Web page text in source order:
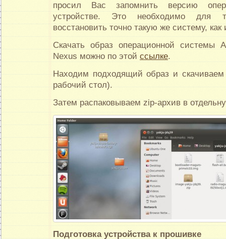
просил Вас запомнить версию
устройстве. Это необходимо для
восстановить точно такую же систему,
Скачать образ операционной системы
Nexus можно по этой ссылке.
Находим подходящий образ и
рабочий стол).
Затем распаковываем zip-архив в
Подготовка устройства к прошивке